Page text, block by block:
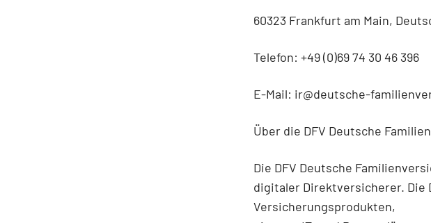
60323 Frankfurt am Main,
Telefon: +49 (0)69 74 30 46 396
E-Mail: ir@deutsche-
Über die DFV Deutsche
Die DFV Deutsche
digitaler Direktversicherer. Die
Versicherungsprodukten,